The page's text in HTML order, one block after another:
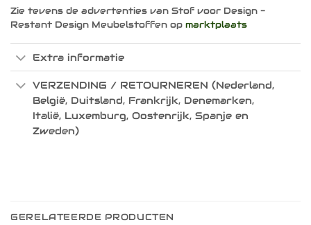
Zie tevens de advertenties van Stof voor Design -
Restant Design Meubelstoffen op marktplaats
Extra informatie
VERZENDING / RETOURNEREN (Nederland,
België, Duitsland, Frankrijk, Denemarken,
Italië, Luxemburg, Oostenrijk, Spanje en
Zweden)
GERELATEERDE PRODUCTEN